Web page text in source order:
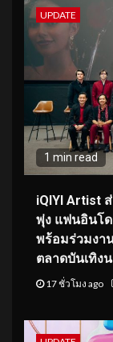
UPDATE
1 min read
iQIYI Artist
พุ่ง แฟนอินโ
พร้อมร่วมงา
ตลาดบันเทิง
17 ชั่วโมง ago